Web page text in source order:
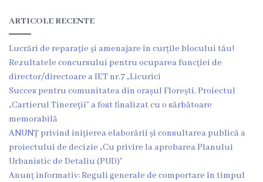
spre
finanțare
Proiecte
finalizate
Instituții
subordonate
ARTICOLE RECENTE
Lucrări de reparație și amenajare în curțile blocului tău!
Rezultatele concursului pentru ocuparea funcției de
director/directoare a IET nr.7 „Licurici
Succes pentru comunitatea din orașul Florești. Proiectul
„Cartierul Tinereții” a fost finalizat cu o sărbătoare
memorabilă
ANUNȚ privind inițierea elaborării și consultarea publică a
proiectului de decizie „Cu privire la aprobarea Planului
Urbanistic de Detaliu (PUD)”
Anunț informativ: Reguli generale de comportare în timpul